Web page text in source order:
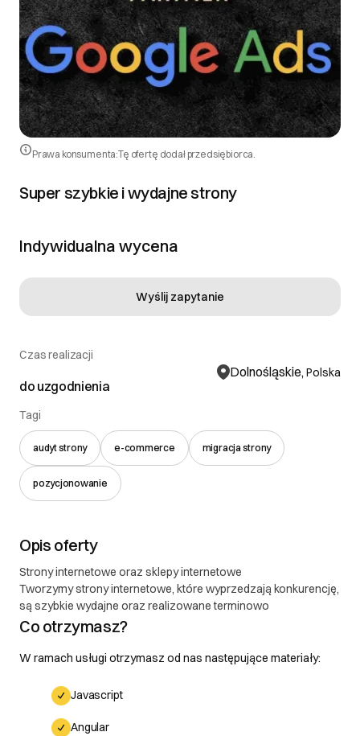
naszej strony, Klient ma prawo do zgłoszenia
reklamacji. 3.2. Reklamacje można zgłaszać drogą
mailową na adres kontakt@rank-higher.pl w terminie 7
dni od otrzymania usługi. 3.3. Każda reklamacja
zostanie rozpatrzona indywidualnie, a ewentualne
korekty będą dokonywane zgodnie z zakresem
uzgodnionym z Klientem. Niniejsza polityka
obowiązuje od dnia jej publikacji na stronie
https://rank-higher.pl i dotyczy wszystkich zamówień
Prawa konsumenta:Tę ofertę dodał przedsiębiorca.
Super szybkie i wydajne strony
Indywidualna wycena
Czas realizacji
do uzgodnienia
Dolnośląskie,Polska
Tagi
audyt strony e-commerce migracja strony
pozycjonowanie
Wyślij zapytanie
Opis oferty
Strony internetowe oraz sklepy internetowe
Tworzymy strony internetowe, które wyprzedzają konkurencję,
są szybkie wydajne oraz realizowane terminowo
Co otrzymasz?
W ramach usługi otrzymasz od nas następujące materiały:
Javascript
Angular